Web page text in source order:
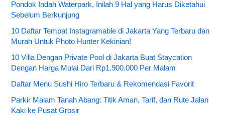
Pondok Indah Waterpark, Inilah 9 Hal yang Harus Diketahui
Sebelum Berkunjung
10 Daftar Tempat Instagramable di Jakarta Yang Terbaru dan
Murah Untuk Photo Hunter Kekinian!
10 Villa Dengan Private Pool di Jakarta Buat Staycation
Dengan Harga Mulai Dari Rp1.900.000 Per Malam
Daftar Menu Sushi Hiro Terbaru & Rekomendasi Favorit
Parkir Malam Tanah Abang: Titik Aman, Tarif, dan Rute Jalan
Kaki ke Pusat Grosir